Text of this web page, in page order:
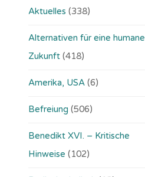
Aktuelles (338)
Alternativen für eine humane
Zukunft (418)
Amerika, USA (6)
Befreiung (506)
Benedikt XVI. – Kritische
Hinweise (102)